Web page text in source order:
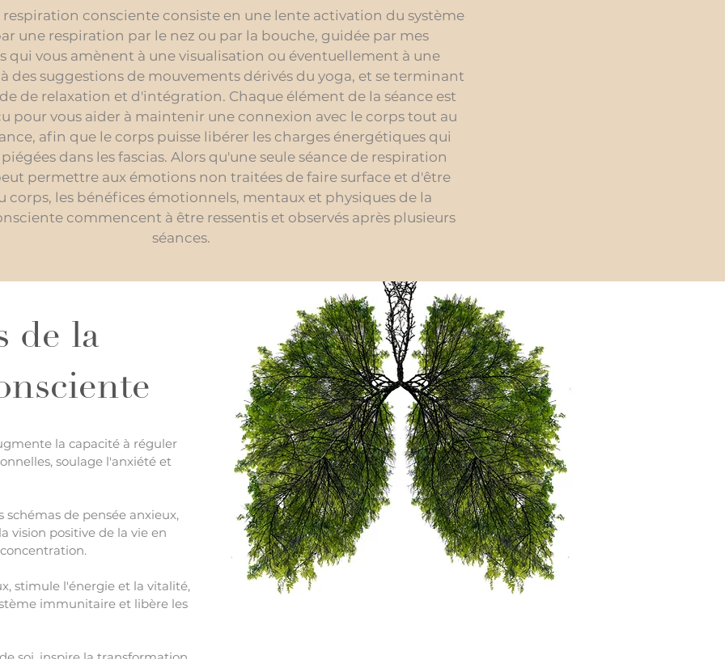
respiration consciente consiste en une lente activation du système
une respiration par le nez ou par la bouche, guidée par mes
qui vous amènent à une visualisation ou éventuellement à une
des suggestions de mouvements dérivés du yoga, et se terminant
de relaxation et d'intégration. Chaque élément de la séance est
pour vous aider à maintenir une connexion avec le corps tout au
afin que le corps puisse libérer les charges énergétiques qui
dans les fascias. Alors qu'une seule séance de respiration
permettre aux émotions non traitées de faire surface et d'être
corps, les bénéfices émotionnels, mentaux et physiques de la
commencent à être ressentis et observés après plusieurs
séances.
de la
la capacité à réguler
soulage l'anxiété et
de pensée anxieux,
vision positive de la vie en
stimule l'énergie et la vitalité,
immunitaire et libère les